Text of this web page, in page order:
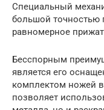
Специальный
большой точностью
равномерное
Бесспорным
является его
комплектом ножей
позволяет